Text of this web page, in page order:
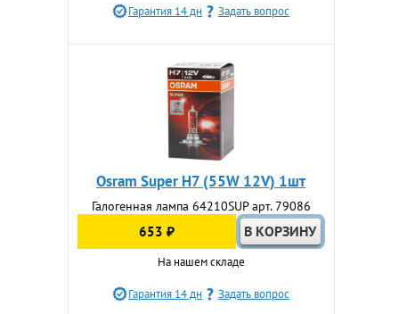
Гарантия 14 дн Задать вопрос
Osram Super H7 (55W 12V) 1шт
Галогенная лампа 64210SUP арт. 79086
653 ₽
На нашем складе
Гарантия 14 дн Задать вопрос